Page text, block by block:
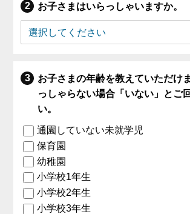
お子さまはいらっしゃいますか。
お子さまの年齢を教えていただけ
っしゃらない場合「いない」とご
い。
通園していない未就学児
保育園
幼稚園
小学校1年生
小学校2年生
小学校3年生